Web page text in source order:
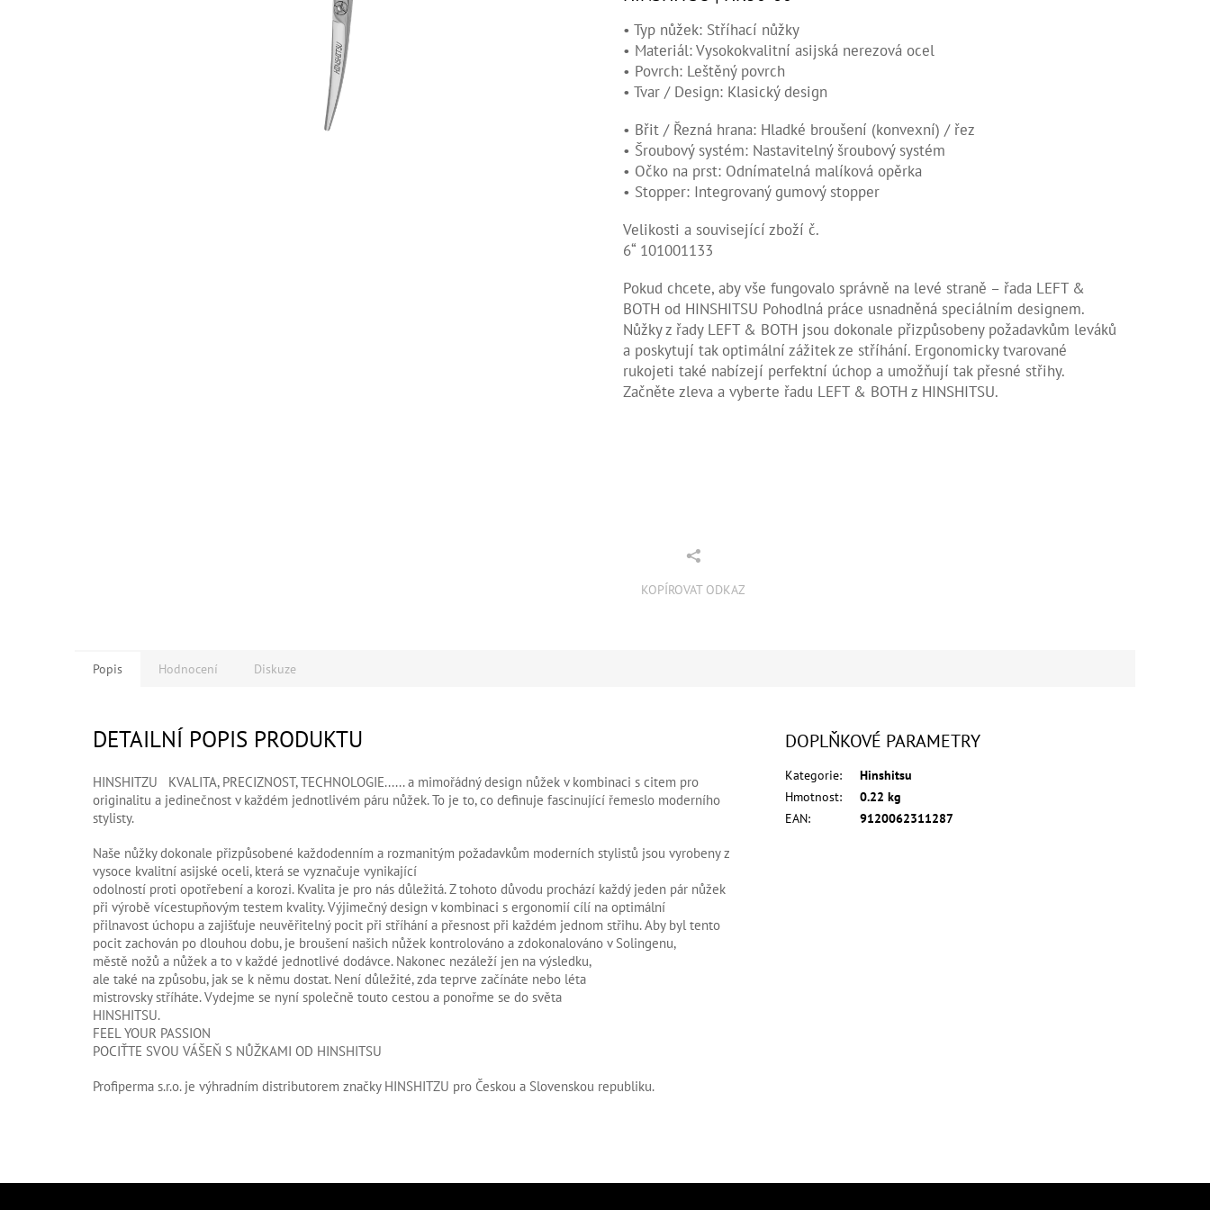
• Typ nůžek: Stříhací nůžky
• Materiál: Vysokokvalitní asijská nerezová ocel
• Povrch: Leštěný povrch
• Tvar / Design: Klasický design
• Břit / Řezná hrana: Hladké broušení (konvexní) / řez
• Šroubový systém: Nastavitelný šroubový systém
• Očko na prst: Odnímatelná malíková opěrka
• Stopper: Integrovaný gumový stopper
Velikosti a související zboží č.
6“ 101001133
Pokud chcete, aby vše fungovalo správně na levé straně – řada LEFT &
BOTH od HINSHITSU Pohodlná práce usnadněná speciálním designem.
Nůžky z řady LEFT & BOTH jsou dokonale přizpůsobeny požadavkům leváků
a poskytují tak optimální zážitek ze stříhání. Ergonomicky tvarované
rukojeti také nabízejí perfektní úchop a umožňují tak přesné střihy.
Začněte zleva a vyberte řadu LEFT & BOTH z HINSHITSU.
KOPÍROVAT ODKAZ
Popis Hodnocení Diskuze
DETAILNÍ POPIS PRODUKTU
HINSHITZU KVALITA, PRECIZNOST, TECHNOLOGIE...... a mimořádný design nůžek v kombinaci s citem pro
originalitu a jedinečnost v každém jednotlivém páru nůžek. To je to, co definuje fascinující řemeslo moderního
stylisty.
Naše nůžky dokonale přizpůsobené každodenním a rozmanitým požadavkům moderních stylistů jsou vyrobeny z
vysoce kvalitní asijské oceli, která se vyznačuje vynikající
odolností proti opotřebení a korozi. Kvalita je pro nás důležitá. Z tohoto důvodu prochází každý jeden pár nůžek
při výrobě vícestupňovým testem kvality. Výjimečný design v kombinaci s ergonomií cílí na optimální
přilnavost úchopu a zajišťuje neuvěřitelný pocit při stříhání a přesnost při každém jednom střihu. Aby byl tento
pocit zachován po dlouhou dobu, je broušení našich nůžek kontrolováno a zdokonalováno v Solingenu,
městě nožů a nůžek a to v každé jednotlivé dodávce. Nakonec nezáleží jen na výsledku,
ale také na způsobu, jak se k němu dostat. Není důležité, zda teprve začínáte nebo léta
mistrovsky stříháte. Vydejme se nyní společně touto cestou a ponořme se do světa
HINSHITSU.
FEEL YOUR PASSION
POCIŤTE SVOU VÁŠEŇ S NŮŽKAMI OD HINSHITSU
Profiperma s.r.o. je výhradním distributorem značky HINSHITZU pro Českou a Slovenskou republiku.
DOPLŇKOVÉ PARAMETRY
Kategorie:
Hinshitsu
Hmotnost:
0.22 kg
EAN: 9120062311287